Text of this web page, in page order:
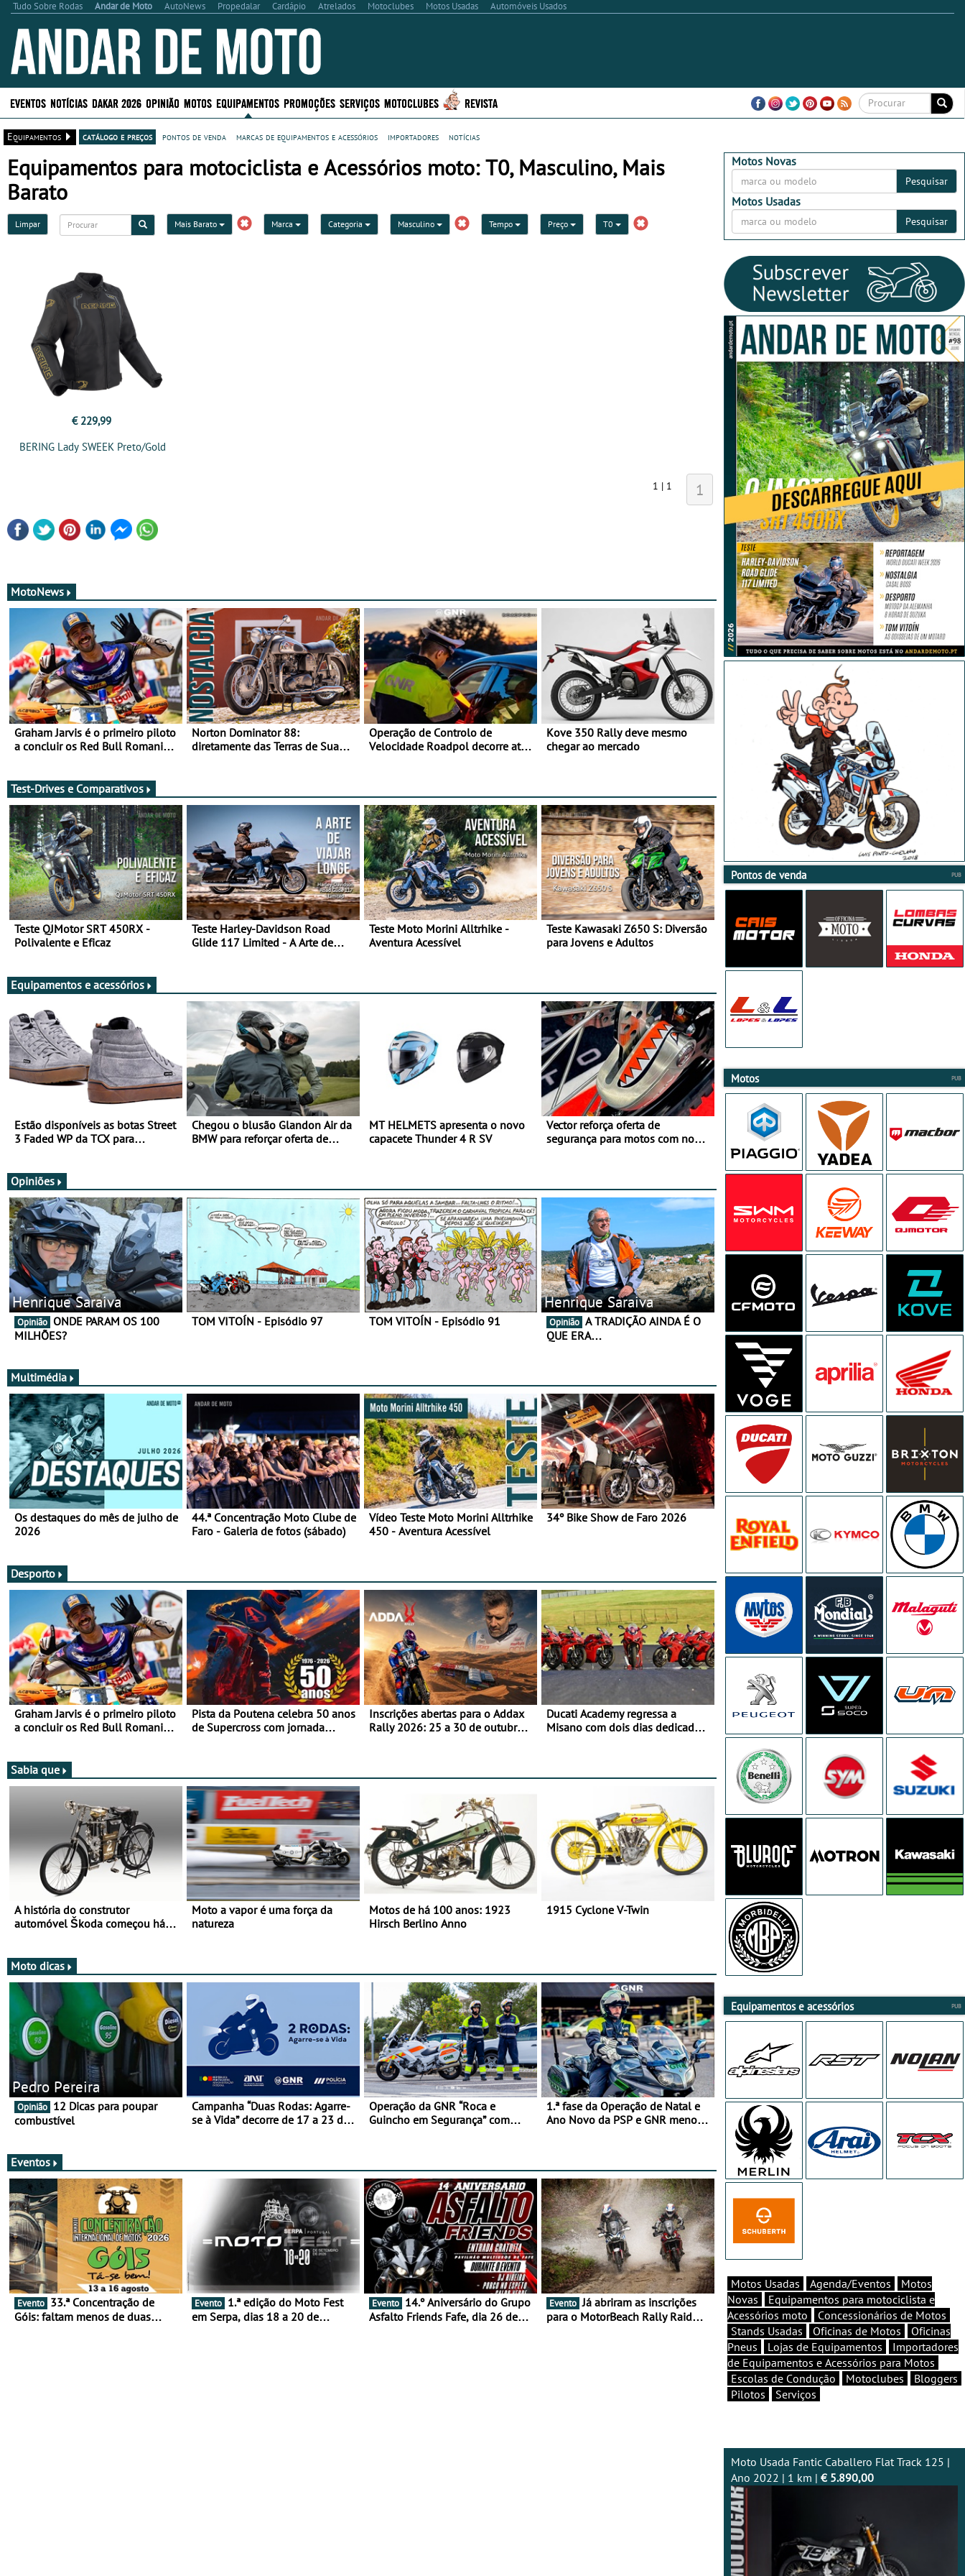
Tudo Sobre Rodas Andar de Moto AutoNews Propedalar Cardápio Atrelados Motoclubes Motos Usadas Automóveis Usados
EVENTOS NOTÍCIAS DAKAR 2026 OPINIÃO MOTOS EQUIPAMENTOS PROMOÇÕES SERVIÇOS MOTOCLUBES REVISTA
Equipamentos catálogo e preços pontos de venda marcas de equipamentos e acessórios importadores notícias
Equipamentos para motociclista e Acessórios moto: T0, Masculino, Mais
Barato
Limpar Mais Barato Marca Categoria Masculino Tempo Preço T0
€ 229,99
BERING Lady SWEEK Preto/Gold
1 | 1 1
MotoNews
Graham Jarvis é o primeiro piloto
a concluir os Red Bull Romaniacs
Norton Dominator 88:
diretamente das Terras de Sua
Operação de Controlo de
Velocidade Roadpol decorre até
Kove 350 Rally deve mesmo
chegar ao mercado
Test-Drives e Comparativos
Teste QJMotor SRT 450RX -
Polivalente e Eficaz
Teste Harley-Davidson Road
Glide 117 Limited - A Arte de
Teste Moto Morini Alltrhike -
Aventura Acessível
Teste Kawasaki Z650 S: Diversão
para Jovens e Adultos
Equipamentos e acessórios
Estão disponíveis as botas Street
3 Faded WP da TCX para
Chegou o blusão Glandon Air da
BMW para reforçar oferta de
MT HELMETS apresenta o novo
capacete Thunder 4 R SV
Vector reforça oferta de
segurança para motos com nova
Opiniões
Henrique Saraiva
Opinião
MILHÕES?
TOM VITOÍN - Episódio 97 TOM VITOÍN - Episódio 91
Henrique Saraiva
Opinião
QUE ERA…
Multimédia
Os destaques do mês de julho de
2026
44.ª Concentração Moto Clube de
Faro - Galeria de fotos (sábado)
Vídeo Teste Moto Morini Alltrhike
450 - Aventura Acessível
34º Bike Show de Faro 2026
Desporto
Graham Jarvis é o primeiro piloto
a concluir os Red Bull Romaniacs
Pista da Poutena celebra 50 anos
de Supercross com jornada
Inscrições abertas para o Addax
Rally 2026: 25 a 30 de outubro -
Ducati Academy regressa a
Misano com dois dias dedicados
Sabia que
A história do construtor
automóvel Škoda começou há
Moto a vapor é uma força da
natureza
Motos de há 100 anos: 1923
Hirsch Berlino Anno
1915 Cyclone V-Twin
Moto dicas
Pedro Pereira
Opinião
combustível
Campanha “Duas Rodas: Agarre-
se à Vida” decorre de 17 a 23 de
Operação da GNR “Roca e
Guincho em Segurança” com
1.ª fase da Operação de Natal e
Ano Novo da PSP e GNR menos
Eventos
Evento
Góis: faltam menos de duas
Evento
em Serpa, dias 18 a 20 de
Evento
Asfalto Friends Fafe, dia 26 de
Evento Já abriram as inscrições
para o MotorBeach Rally Raid
Motos Novas
Pesquisar
Motos Usadas
Pesquisar
Pontos de venda
Motos
Equipamentos e acessórios
Motos Usadas Agenda/Eventos
Motos
Novas
Equipamentos para motociclista e
Acessórios moto
Concessionários de Motos
Stands Usadas
Oficinas de Motos
Oficinas
Pneus
Lojas de Equipamentos
Importadores
de Equipamentos e Acessórios para Motos
Escolas de Condução
Motoclubes
Bloggers
Pilotos
Serviços
Moto Usada Fantic Caballero Flat Track 125 |
Ano 2022 | 1 km | € 5.890,00